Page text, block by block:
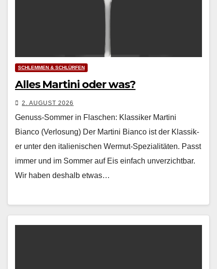
SCHLEMMEN & SCHLÜRFEN
Alles Martini oder was?
2. AUGUST 2026
Genuss-Sommer in Flaschen: Klassiker Martini
Bianco (Verlosung) Der Mar­ti­ni Bian­co ist der Klas­sik­
er unter den ital­ienis­chen Wer­mut-Spezial­itäten. Passt
immer und im Som­mer auf Eis ein­fach unverzicht­bar.
Wir haben deshalb etwas…